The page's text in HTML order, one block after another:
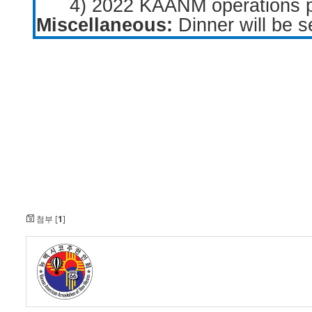
4) 2022 KAANM operations
Miscellaneous: Dinner will be
첨부 [1]